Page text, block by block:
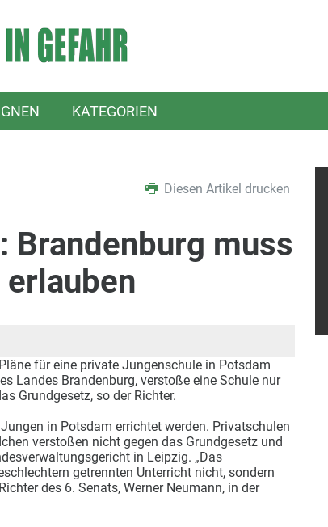
KATEGORIEN
Diesen Artikel drucken
Brandenburg muss
für eine private Jungenschule in Potsdam
Landes Brandenburg, verstoße eine Schule nur
Grundgesetz, so der Richter.
in Potsdam errichtet werden. Privatschulen
verstoßen nicht gegen das Grundgesetz und
in Leipzig. „Das
getrennten Unterricht nicht, sondern
des 6. Senats, Werner Neumann, in der